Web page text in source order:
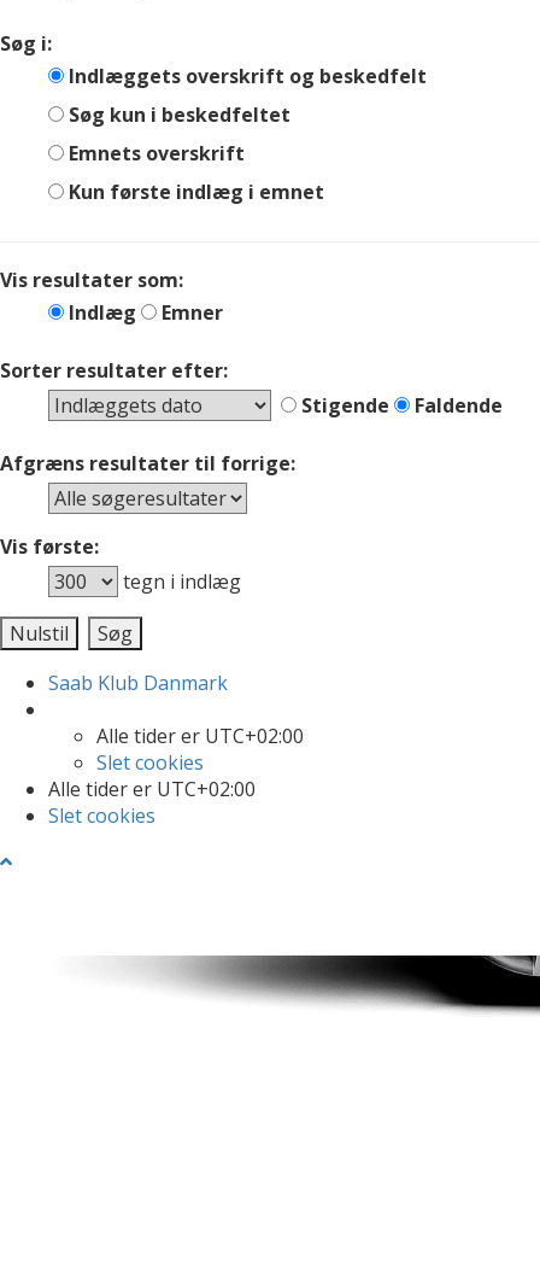
Søg i:
Indlæggets overskrift og beskedfelt
Søg kun i beskedfeltet
Emnets overskrift
Kun første indlæg i emnet
Vis resultater som:
Indlæg
Emner
Sorter resultater efter:
Stigende
Faldende
Afgræns resultater til forrige:
Vis første:
tegn i indlæg
Saab Klub Danmark
Alle tider er UTC+02:00
Slet cookies
Alle tider er UTC+02:00
Slet cookies